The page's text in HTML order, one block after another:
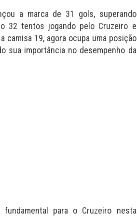
a marca de 31 gols, superando
32 tentos jogando pelo Cruzeiro e
camisa 19, agora ocupa uma posição
sua importância no desempenho da
para o Cruzeiro nesta